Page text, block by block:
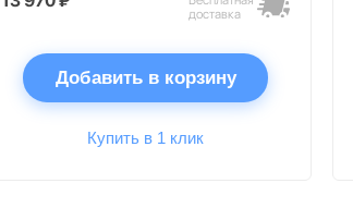
доставка
Добавить в корзину
Купить в 1 клик